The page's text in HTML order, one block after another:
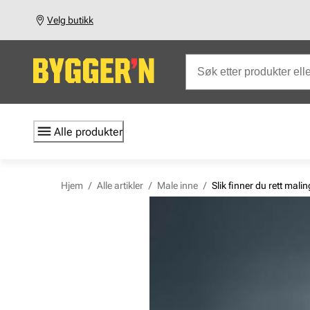
Velg butikk
Alle produkter
Hjem / Alle artikler / Male inne / Slik finner du rett